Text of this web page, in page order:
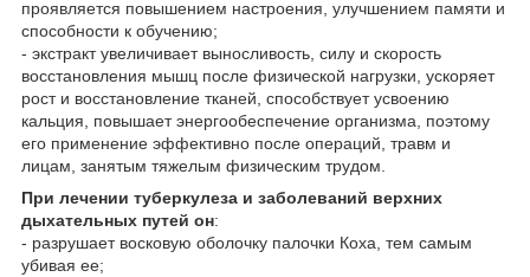
проявляется повышением настроения, улучшением памяти и
способности к обучению;
- экстракт увеличивает выносливость, силу и скорость
восстановления мышц после физической нагрузки, ускоряет
рост и восстановление тканей, способствует усвоению
кальция, повышает энергообеспечение организма, поэтому
его применение эффективно после операций, травм и
лицам, занятым тяжелым физическим трудом.
При лечении туберкулеза и заболеваний верхних
дыхательных путей он:
- разрушает восковую оболочку палочки Коха, тем самым
убивая ее;